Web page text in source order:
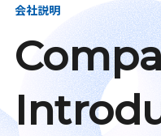
会社説明